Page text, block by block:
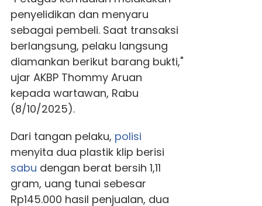
penyelidikan dan menyaru
sebagai pembeli. Saat transaksi
berlangsung, pelaku langsung
diamankan berikut barang bukti,"
ujar AKBP Thommy Aruan
kepada wartawan, Rabu
(8/10/2025).
Dari tangan pelaku, polisi
menyita dua plastik klip berisi
sabu dengan berat bersih 1,11
gram, uang tunai sebesar
Rp145.000 hasil penjualan, dua